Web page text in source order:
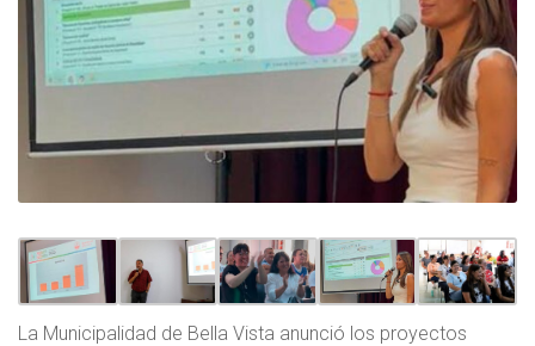
La Municipalidad de Bella Vista anunció los proyectos